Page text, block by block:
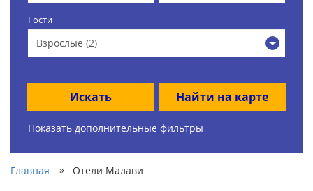
Гости
Взрослые (2)
Искать Найти на карте
Показать дополнительные фильтры
Главная » Отели Малави